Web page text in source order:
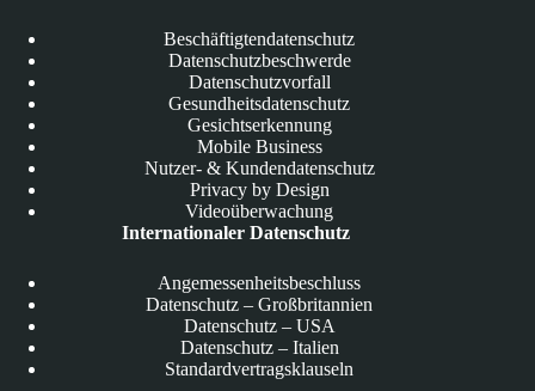
Beschäftigtendatenschutz
Datenschutzbeschwerde
Datenschutzvorfall
Gesundheitsdatenschutz
Gesichtserkennung
Mobile Business
Nutzer- & Kundendatenschutz
Privacy by Design
Videoüberwachung
Internationaler Datenschutz
Angemessenheitsbeschluss
Datenschutz – Großbritannien
Datenschutz – USA
Datenschutz – Italien
Standardvertragsklauseln